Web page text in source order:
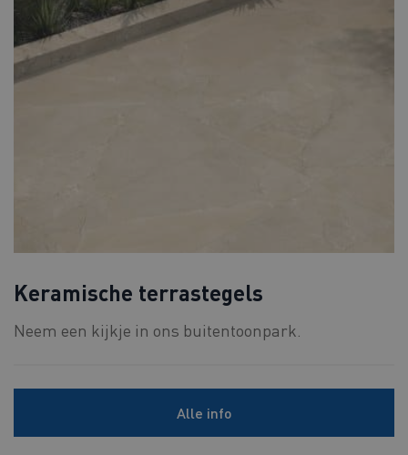
Keramische terrastegels
Neem een kijkje in ons buitentoonpark.
Alle info